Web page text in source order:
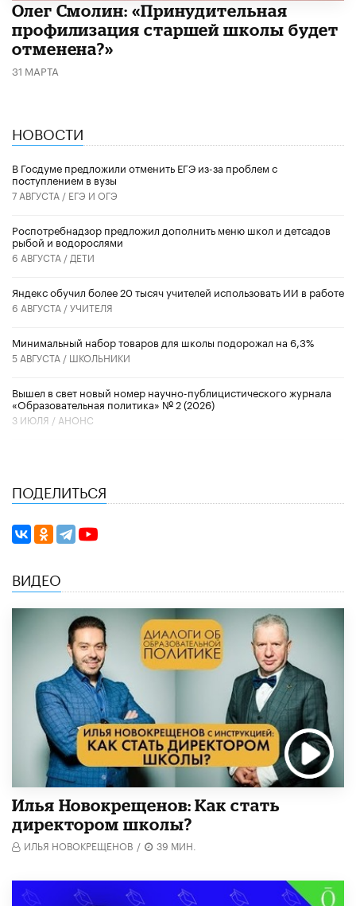
​Олег Смолин: «Принудительная
профилизация старшей школы будет
отменена?»
31 МАРТА
НОВОСТИ
В Госдуме предложили отменить ЕГЭ из-за проблем с
поступлением в вузы
7 АВГУСТА / ЕГЭ И ОГЭ
Роспотребнадзор предложил дополнить меню школ и детсадов
рыбой и водорослями
6 АВГУСТА / ДЕТИ
​Яндекс обучил более 20 тысяч учителей использовать ИИ в работе
6 АВГУСТА /УЧИТЕЛЯ
Минимальный набор товаров для школы подорожал на 6,3%
5 АВГУСТА / ШКОЛЬНИКИ
Вышел в свет новый номер научно-публицистического журнала
«Образовательная политика» № 2 (2026)
3 ИЮЛЯ / АНОНС
ПОДЕЛИТЬСЯ
ВИДЕО
​Илья Новокрещенов: Как стать
директором школы?
ИЛЬЯ НОВОКРЕЩЕНОВ / 39 МИН.